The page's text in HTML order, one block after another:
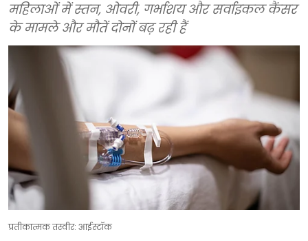
महिलाओं में स्तन, ओवरी, गर्भाशय और सर्वाइकल कैंसर
के मामले और मौतें दोनों बढ़ रही हैं
प्रतीकात्मक तस्वीर: आईस्टॉक